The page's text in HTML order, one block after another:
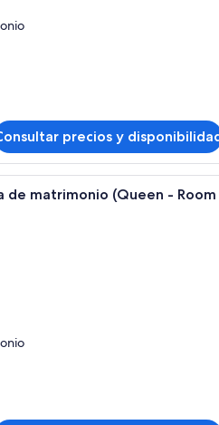
precios y
Una cama bien hecha con
de matrimonio (Queen - Room